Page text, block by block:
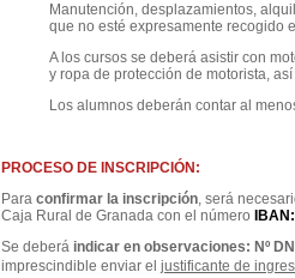
Manutención, desplazamientos,
que no esté expresamente recogido
A los cursos se deberá asistir con
y ropa de protección de motorista,
Los alumnos deberán contar al
PROCESO DE INSCRIPCIÓN:
Para confirmar la inscripción, será
Caja Rural de Granada con el número
Se deberá indicar en observaciones: Nº
imprescindible enviar el justificante de